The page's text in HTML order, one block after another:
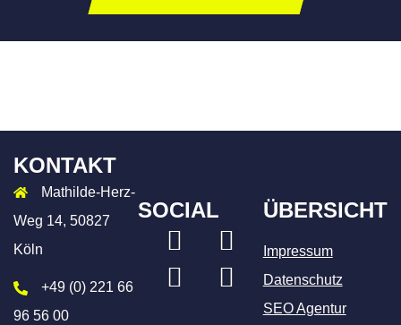
KONTAKT
Mathilde-Herz-
Weg 14, 50827
Köln
+49 (0) 221 66
96 56 00
SOCIAL
LinkedIn
Instagram
ÜBERSICHT
Impressum
Datenschutz
SEO Agentur